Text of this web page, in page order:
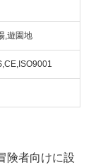
,遊園地
険者向けに設